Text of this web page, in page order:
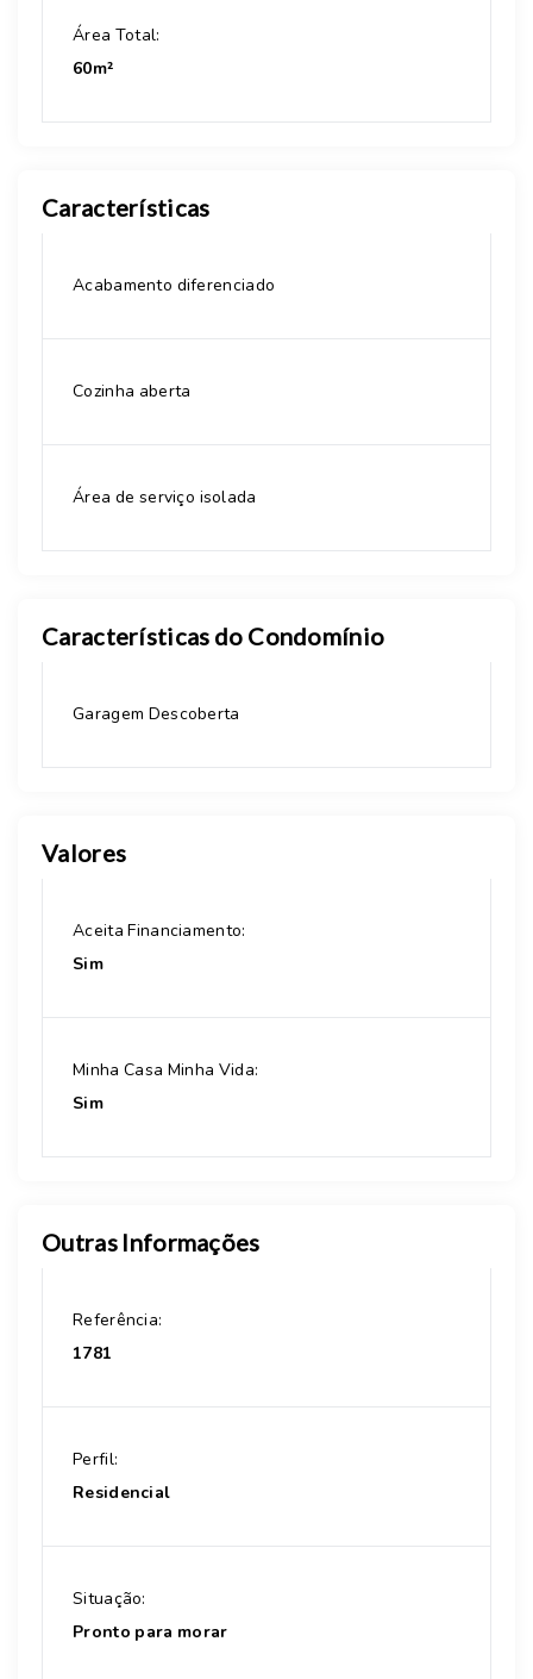
Área Total:
60m²
Características
Acabamento diferenciado
Cozinha aberta
Área de serviço isolada
Características do Condomínio
Garagem Descoberta
Valores
Aceita Financiamento:
Sim
Minha Casa Minha Vida:
Sim
Outras Informações
Referência:
1781
Perfil:
Residencial
Situação:
Pronto para morar